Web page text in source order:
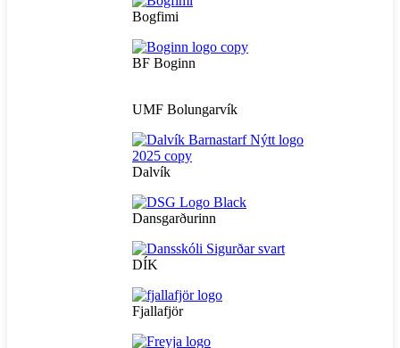
Bogfimi
BF Boginn
UMF Bolungarvík
Dalvík
Dansgarðurinn
DÍK
Fjallafjör